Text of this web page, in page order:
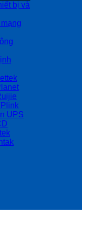
bị và
UPS